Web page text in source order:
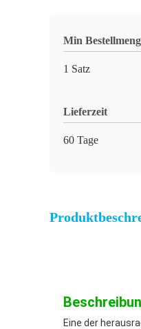
Min
1 Satz
Lieferzeit
60 Tage
Eine der